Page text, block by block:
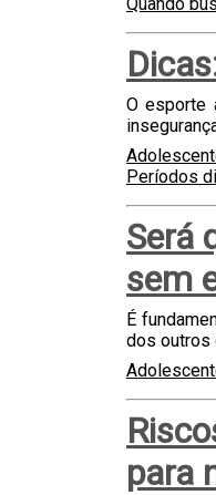
O esporte
Períodos
Será
sem
É
dos outros
para